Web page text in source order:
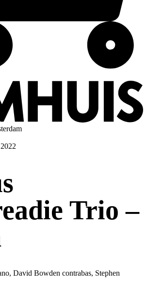
Trio –
David Bowden contrabas, Stephen